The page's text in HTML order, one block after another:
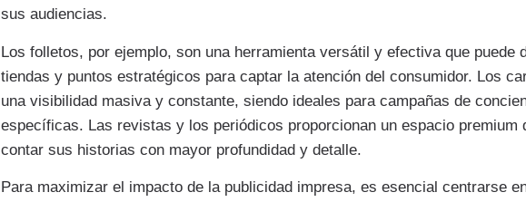
sus audiencias.
Los folletos, por ejemplo, son una herramienta versátil y efectiva que puede
tiendas y puntos estratégicos para captar la atención del consumidor. Los
una visibilidad masiva y constante, siendo ideales para campañas de
específicas. Las revistas y los periódicos proporcionan un espacio premium
contar sus historias con mayor profundidad y detalle.
Para maximizar el impacto de la publicidad impresa, es esencial centrarse